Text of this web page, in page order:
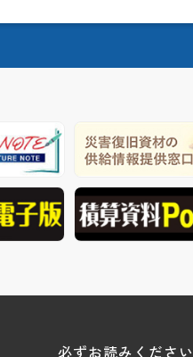
必ずお読みください